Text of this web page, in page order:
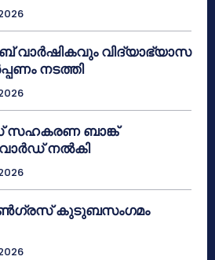
വാർഷികവും വിദ്യാഭ്യാസ
നടത്തി
സഹകരണ ബാങ്ക്
നൽകി
കുടുബസംഗമം